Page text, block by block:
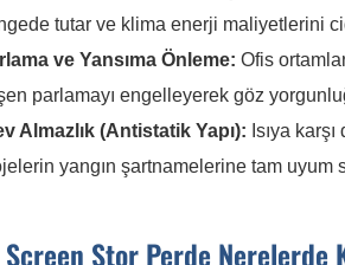
tutar ve klima enerji maliyetlerini
ve Yansıma Önleme: Ofis
parlamayı engelleyerek göz
Almazlık (Antistatik Yapı): Isıya
yangın şartnamelerine tam uyum
Stor Perde Nerelerde